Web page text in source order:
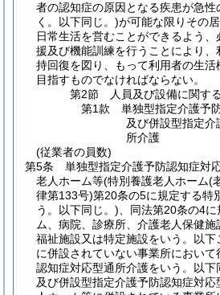
者の認知症の原因となる疾患が急性
く。以下同じ。)が可能な限りその
日常生活を営むことができるよう
援及び機能訓練を行うことにより
持回復を図り、もって利用者の生
目指すものでなければならない。
第2節
人員及び設備に関す
第1款
単独型指定介護予
及び併設型指定介
所介護
(従業者の員数)
第5条
単独型指定介護予防認知症対
老人ホーム等(特別養護老人ホーム(
律第133号)第20条の5に規定する特
う。以下同じ。) 、同法第20条の4
ム、病院、診療所、介護老人保健
福祉施設又は特定施設をいう。以
に併設されていない事業所におい
認知症対応型通所介護をいう。以下
及び併設型指定介護予防認知症対応